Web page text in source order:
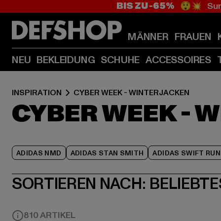
BIS ZU -65% 😲💥
MÄNNER FRAUEN
NEU BEKLEIDUNG SCHUHE ACCESSOIRES
INSPIRATION CYBER WEEK - WINTERJACKEN
CYBER WEEK -
ADIDAS NMD ADIDAS STAN SMITH ADIDAS SWIFT RUN
SORTIEREN NACH:
810 ARTIKEL